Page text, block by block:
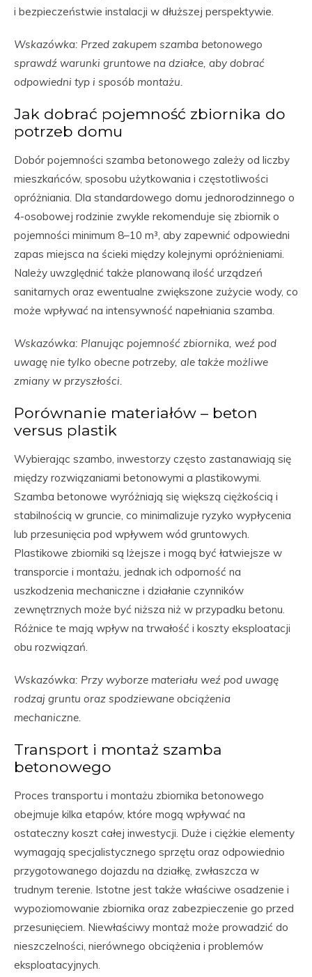
i bezpieczeństwie instalacji w dłuższej perspektywie.
Wskazówka: Przed zakupem szamba betonowego
sprawdź warunki gruntowe na działce, aby dobrać
odpowiedni typ i sposób montażu.
Jak dobrać pojemność zbiornika do
potrzeb domu
Dobór pojemności szamba betonowego zależy od liczby
mieszkańców, sposobu użytkowania i częstotliwości
opróżniania. Dla standardowego domu jednorodzinnego o
4-osobowej rodzinie zwykle rekomenduje się zbiornik o
pojemności minimum 8–10 m³, aby zapewnić odpowiedni
zapas miejsca na ścieki między kolejnymi opróżnieniami.
Należy uwzględnić także planowaną ilość urządzeń
sanitarnych oraz ewentualne zwiększone zużycie wody, co
może wpływać na intensywność napełniania szamba.
Wskazówka: Planując pojemność zbiornika, weź pod
uwagę nie tylko obecne potrzeby, ale także możliwe
zmiany w przyszłości.
Porównanie materiałów – beton
versus plastik
Wybierając szambo, inwestorzy często zastanawiają się
między rozwiązaniami betonowymi a plastikowymi.
Szamba betonowe wyróżniają się większą ciężkością i
stabilnością w gruncie, co minimalizuje ryzyko wypłycenia
lub przesunięcia pod wpływem wód gruntowych.
Plastikowe zbiorniki są lżejsze i mogą być łatwiejsze w
transporcie i montażu, jednak ich odporność na
uszkodzenia mechaniczne i działanie czynników
zewnętrznych może być niższa niż w przypadku betonu.
Różnice te mają wpływ na trwałość i koszty eksploatacji
obu rozwiązań.
Wskazówka: Przy wyborze materiału weź pod uwagę
rodzaj gruntu oraz spodziewane obciążenia
mechaniczne.
Transport i montaż szamba
betonowego
Proces transportu i montażu zbiornika betonowego
obejmuje kilka etapów, które mogą wpływać na
ostateczny koszt całej inwestycji. Duże i ciężkie elementy
wymagają specjalistycznego sprzętu oraz odpowiednio
przygotowanego dojazdu na działkę, zwłaszcza w
trudnym terenie. Istotne jest także właściwe osadzenie i
wypoziomowanie zbiornika oraz zabezpieczenie go przed
przesunięciem. Niewłaściwy montaż może prowadzić do
nieszczelności, nierównego obciążenia i problemów
eksploatacyjnych.